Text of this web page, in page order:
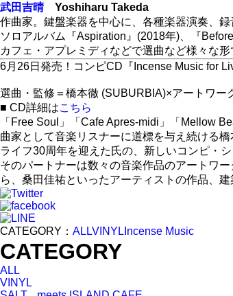
武田吉晴Yoshiharu Takeda
作曲家。鍵盤楽器を中心に、各種楽器演奏、
ソロアルバム『Aspiration』(2018年)、『
カフェ・アプレミディなどで選曲など様々な
6月26日発売！コンピCD『Incense Music for
選曲・監修＝橋本徹 (SUBURBIA)×アートワ
■ CD詳細はこちら
「Free Soul」「Cafe Apres-midi」「Mellow
曲家として音楽リスナーに道標を与え続ける
ライフ30周年を迎えた氏の、新しいコンピ・
そのパートナーは数々の音楽作品のアートワ
ら、桑田佳祐といったアーティストの作品、
CATEGORY： ALLVINYL Incense Music
CATEGORY
ALL
VINYL